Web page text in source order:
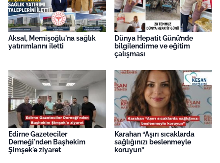
Aksal, Memişoğlu'na sağlık
yatırımlarını iletti
Dünya Hepatit Günü’nde
bilgilendirme ve eğitim
çalışması
Edirne Gazeteciler
Derneği'nden Başhekim
Şimşek'e ziyaret
Karahan “Aşırı sıcaklarda
sağlığınızı beslenmeyle
koruyun”